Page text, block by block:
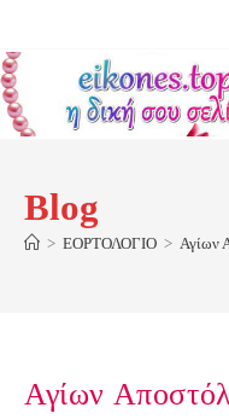
content
Blog
> ΕΟΡΤΟΛΟΓΙΟ > Αγίων
Αγίων